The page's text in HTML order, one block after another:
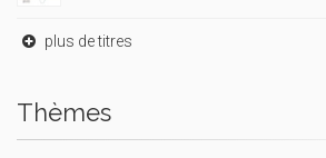
plus de titres
Thèmes